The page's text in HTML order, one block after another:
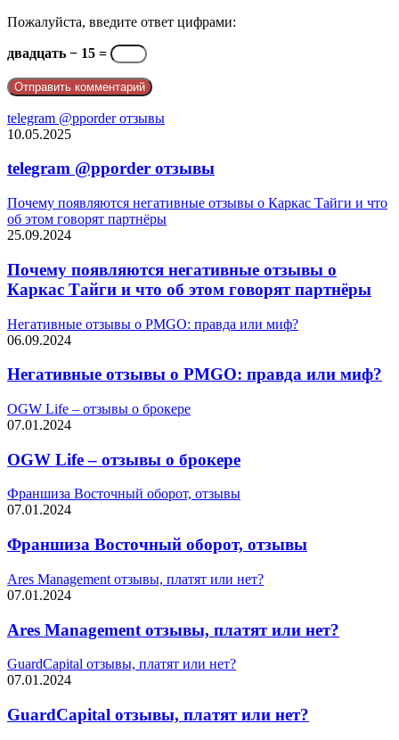
Пожалуйста, введите ответ цифрами:
двадцать − 15 =
telegram @pporder отзывы
10.05.2025
telegram @pporder отзывы
Почему появляются негативные отзывы о Каркас Тайги и что
об этом говорят партнёры
25.09.2024
Почему появляются негативные отзывы о
Каркас Тайги и что об этом говорят партнёры
Негативные отзывы о PMGO: правда или миф?
06.09.2024
Негативные отзывы о PMGO: правда или миф?
OGW Life – отзывы о брокере
07.01.2024
OGW Life – отзывы о брокере
Франшиза Восточный оборот, отзывы
07.01.2024
Франшиза Восточный оборот, отзывы
Ares Management отзывы, платят или нет?
07.01.2024
Ares Management отзывы, платят или нет?
GuardCapital отзывы, платят или нет?
07.01.2024
GuardCapital отзывы, платят или нет?